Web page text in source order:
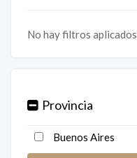
No hay filtros aplicados
Provincia
Buenos Aires